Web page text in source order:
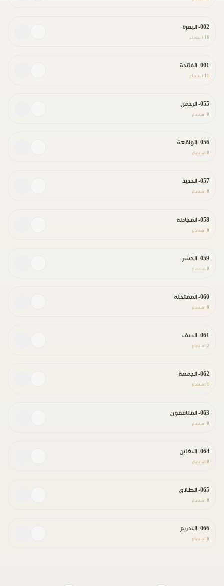
002- البقرة
18 استماع
001- الفاتحة
11 استماع
055- الرحمن
0 استماع
056- الواقعة
0 استماع
057- الحديد
0 استماع
058- المجادلة
0 استماع
059- الحشر
0 استماع
060- الممتحنة
0 استماع
061- الصف
2 استماع
062- الجمعة
1 استماع
063- المنافقون
0 استماع
064- التغابن
0 استماع
065- الطلاق
0 استماع
066- التحريم
0 استماع